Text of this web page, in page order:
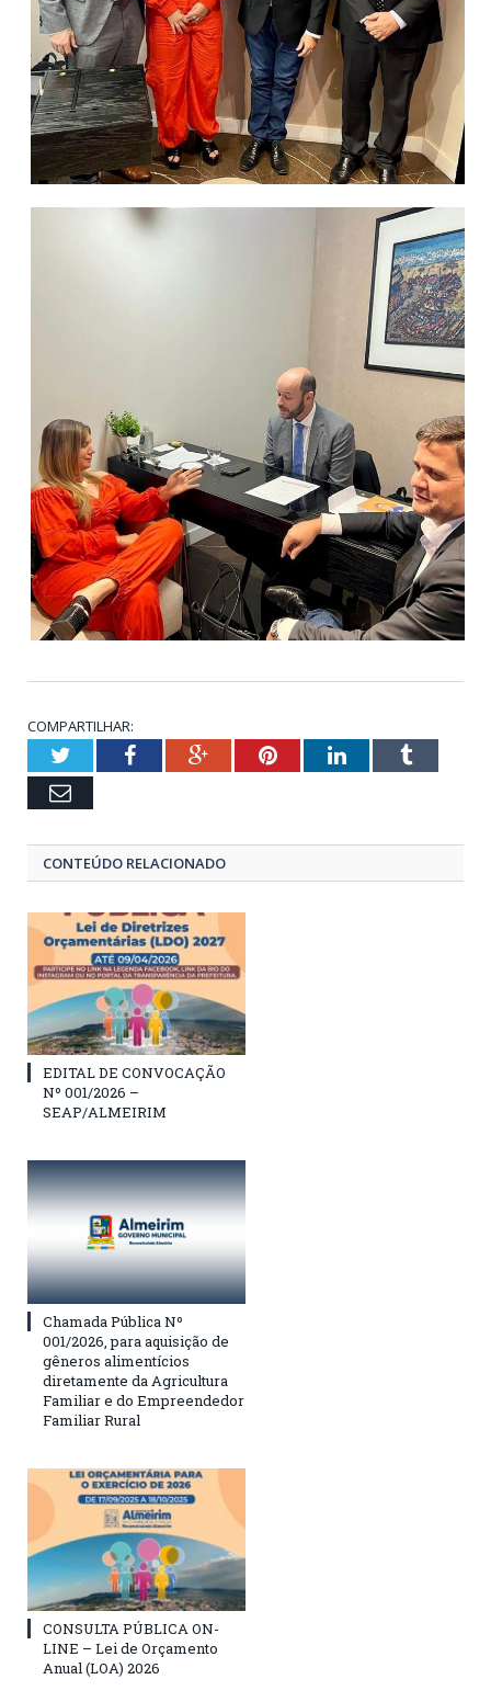
COMPARTILHAR:
TwitterFacebookGoogle+PinterestLinkedInTumblr
Email
CONTEÚDO RELACIONADO
EDITAL DE CONVOCAÇÃO
Nº 001/2026 –
SEAP/ALMEIRIM
Chamada Pública Nº
001/2026, para aquisição de
gêneros alimentícios
diretamente da Agricultura
Familiar e do Empreendedor
Familiar Rural
CONSULTA PÚBLICA ON-
LINE – Lei de Orçamento
Anual (LOA) 2026